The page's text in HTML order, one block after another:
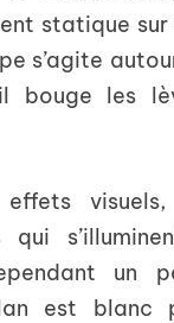
statique sur
s’agite
bouge les
qui
un
est blanc